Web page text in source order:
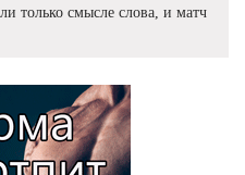
только смысле слова, и матч